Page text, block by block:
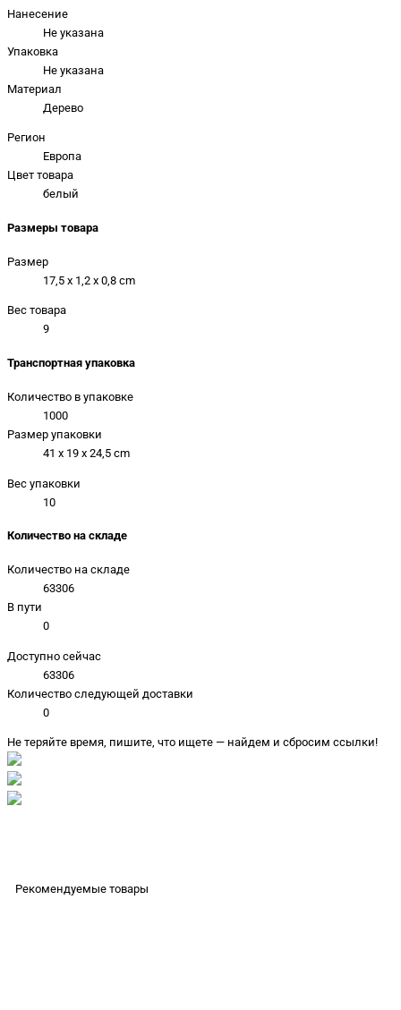
Нанесение
Не указана
Упаковка
Не указана
Материал
Дерево
Регион
Европа
Цвет товара
белый
Размеры товара
Размер
17,5 x 1,2 x 0,8 cm
Вес товара
9
Транспортная упаковка
Количество в упаковке
1000
Размер упаковки
41 x 19 x 24,5 cm
Вес упаковки
10
Количество на складе
Количество на складе
63306
В пути
0
Доступно сейчас
63306
Количество следующей доставки
0
Не теряйте время, пишите, что ищете — найдем и сбросим ссылки!
Рекомендуемые товары